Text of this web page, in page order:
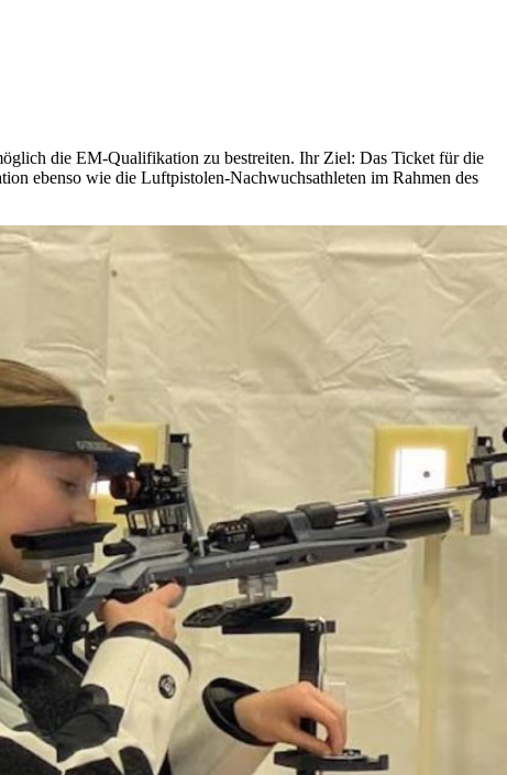
die EM-Qualifikation zu bestreiten. Ihr Ziel: Das Ticket für die
ebenso wie die Luftpistolen-Nachwuchsathleten im Rahmen des